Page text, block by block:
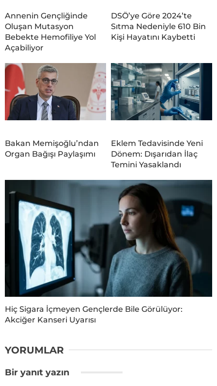
Annenin Gençliğinde
Oluşan Mutasyon
Bebekte Hemofiliye Yol
Açabiliyor
DSÖ’ye Göre 2024’te
Sıtma Nedeniyle 610 Bin
Kişi Hayatını Kaybetti
Bakan Memişoğlu’ndan
Organ Bağışı Paylaşımı
Eklem Tedavisinde Yeni
Dönem: Dışarıdan İlaç
Temini Yasaklandı
Hiç Sigara İçmeyen Gençlerde Bile Görülüyor:
Akciğer Kanseri Uyarısı
YORUMLAR
Bir yanıt yazın